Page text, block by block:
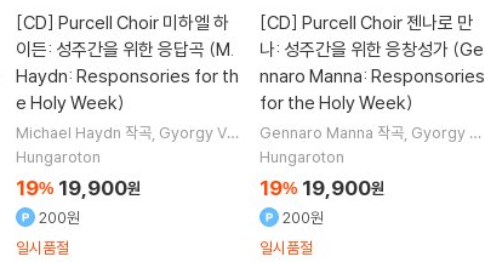
[CD] Purcell Choir 미하엘 하
이든: 성주간을 위한 응답곡 (M.
Haydn: Responsories for th
e Holy Week)
Michael Haydn 작곡 Gyorgy Vas
hegyi지휘 Orfeo Orchestra
Hungaroton
19% 19,900원
200원
일시품절
[CD] Purcell Choir 젠나로 만
나: 성주간을 위한 응창성가 (Ge
nnaro Manna: Responsories
for the Holy Week)
Gennaro Manna 작곡 Gyorgy Va
shegyi지휘
Hungaroton
19% 19,900원
200원
일시품절